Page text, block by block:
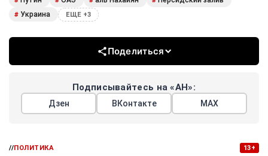
# Украина ЕЩЕ +3
Поделиться
Подписывайтесь на «АН»:
Дзен ВКонтакте МАХ
//ПОЛИТИКА 13+